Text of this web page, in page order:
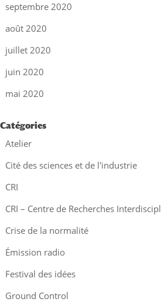
septembre 2020
août 2020
juillet 2020
juin 2020
mai 2020
Catégories
Atelier
Cité des sciences et de l'industrie
CRI
CRI – Centre de Recherches
Crise de la normalité
Émission radio
Festival des idées
Ground Control